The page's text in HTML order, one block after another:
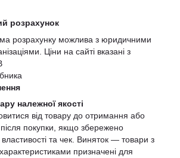
розрахунок
розрахунку можлива з юридичними
Ціни на сайті вказані з
належної якості
від товару до отримання або
покупки, якщо збережено
та чек. Виняток — товари з
призначені для